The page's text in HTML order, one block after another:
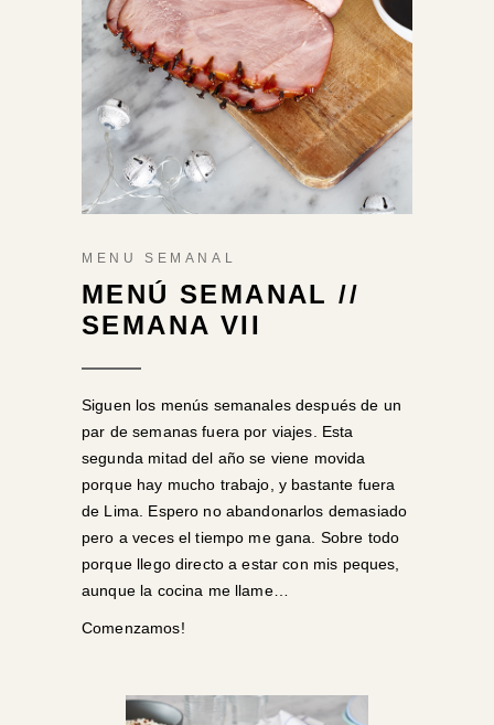
MENU SEMANAL
MENÚ SEMANAL //
SEMANA VII
Siguen los menús semanales después de un
par de semanas fuera por viajes. Esta
segunda mitad del año se viene movida
porque hay mucho trabajo, y bastante fuera
de Lima. Espero no abandonarlos demasiado
pero a veces el tiempo me gana. Sobre todo
porque llego directo a estar con mis peques,
aunque la cocina me llame…
Comenzamos!